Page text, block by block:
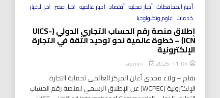
أخبار المحافظات أخبار محليه أقتصاد اخبار عالميه اخبار مصر اخر الاخبار
خدمات علوم وتكنولوجيا
إطلاق منصة رقم الحساب التجاري الدولي (UICS-
ICN) – خطوة عالمية نحو توحيد الثقة في التجارة
الإلكترونية
2025-11-04
بقلم – ولاء مجدي أعلن المركز العالمي لحماية التجارة
الإلكترونية (WCPEC) عن الإطلاق الرسمي لمنصة رقم الحساب